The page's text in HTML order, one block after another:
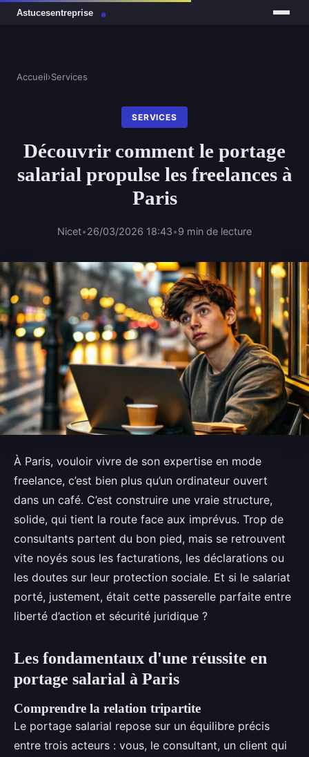
Accueil›Services
SERVICES
Découvrir comment le portage
salarial propulse les freelances à
Paris
Nicet•26/03/2026 18:43•9 min de lecture
À Paris, vouloir vivre de son expertise en mode
freelance, c’est bien plus qu’un ordinateur ouvert
dans un café. C’est construire une vraie structure,
solide, qui tient la route face aux imprévus. Trop de
consultants partent du bon pied, mais se retrouvent
vite noyés sous les facturations, les déclarations ou
les doutes sur leur protection sociale. Et si le salariat
porté, justement, était cette passerelle parfaite entre
liberté d’action et sécurité juridique ?
Les fondamentaux d'une réussite en
portage salarial à Paris
Comprendre la relation tripartite
Le portage salarial repose sur un équilibre précis
entre trois acteurs : vous, le consultant, un client qui